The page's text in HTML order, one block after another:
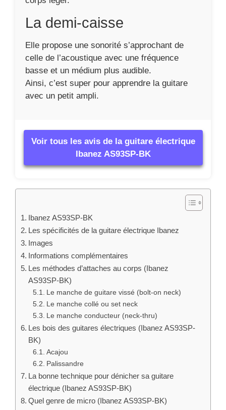
La demi-caisse
Elle propose une sonorité s’approchant de
celle de l’acoustique avec une fréquence
basse et un médium plus audible.
Ainsi, c’est super pour apprendre la guitare
avec un petit ampli.
Voir tous les avis de la guitare électrique
Ibanez AS93SP-BK
Ibanez AS93SP-BK
Les spécificités de la guitare électrique Ibanez
Images
Informations complémentaires
Les méthodes d’attaches au corps (Ibanez
AS93SP-BK)
Le manche de guitare vissé (bolt-on neck)
Le manche collé ou set neck
Le manche conducteur (neck-thru)
Les bois des guitares électriques (Ibanez AS93SP-
BK)
Acajou
Palissandre
La bonne technique pour dénicher sa guitare
électrique (Ibanez AS93SP-BK)
Quel genre de micro (Ibanez AS93SP-BK)